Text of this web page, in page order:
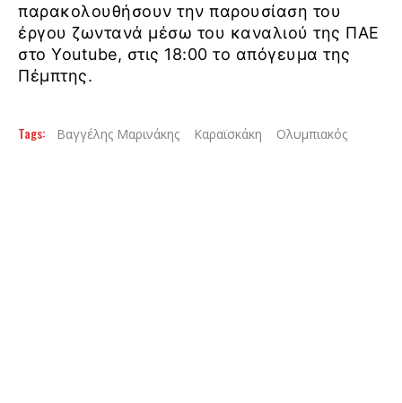
παρακολουθήσουν την παρουσίαση του
έργου ζωντανά μέσω του καναλιού της ΠΑΕ
στο Youtube, στις 18:00 το απόγευμα της
Πέμπτης.
Tags: Βαγγέλης Μαρινάκης Καραϊσκάκη Ολυμπιακός